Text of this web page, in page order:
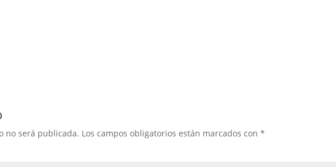
no será publicada. Los campos obligatorios están marcados con*